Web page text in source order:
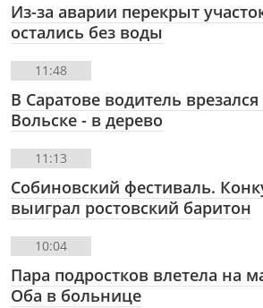
Из-за аварии перекрыт
остались без воды
11:48
В Саратове водитель
Вольске - в дерево
11:13
Собиновский фестиваль.
выиграл ростовский баритон
10:04
Пара подростков влетела на
Оба в больнице